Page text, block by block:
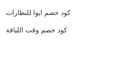
كود خصم ايوا للنظارات
كود خصم وقت اللياقة